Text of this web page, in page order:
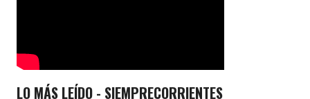
LO MÁS LEÍDO - SIEMPRECORRIENTES